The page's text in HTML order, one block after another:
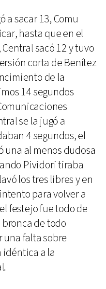
a sacar 13, Comu
hasta que en el
sacó 12 y tuvo
corta de Benítez
de la
14 segundos
se la jugó a
4 segundos, el
una al menos dudosa
Pividori tiraba
los tres libres y en
para volver a
festejo fue todo de
de todo
una falta sobre
a la